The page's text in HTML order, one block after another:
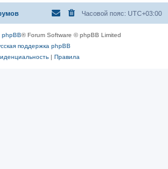
Часовой пояс: UTC+03:00
phpBB® Forum Software © phpBB Limited
поддержка phpBB
| Правила